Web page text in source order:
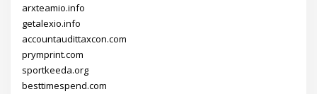
arxteamio.info
getalexio.info
accountaudittaxcon.com
prymprint.com
sportkeeda.org
besttimespend.com